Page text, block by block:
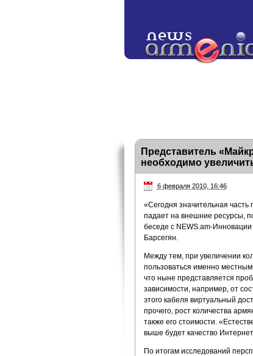
Представитель
необходимо
6 февраля 2010, 16:46
«Сегодня значительная
падает на внешние ресурсы,
беседе с NEWS.am-
Барсегян.
Между тем, при увеличении
пользоваться именно
что ныне представляется
зависимости, например, от
этого кабеля виртуальный
прочего, рост количества
также его стоимости.
выше будет качество
По итогам исследований